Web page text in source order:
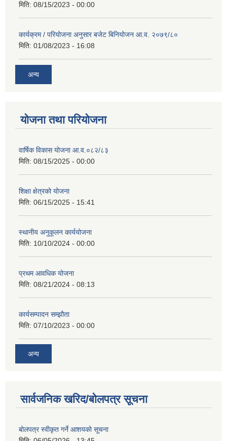
मिति: 08/15/2023 - 00:00
कार्यक्रम / परियोजना अनुसार बजेट बिनियोजन आ.व. २०७९/८०
मिति: 01/08/2023 - 16:08
अन्य
योजना तथा परियोजना
वार्षिक विकास योजना आ.व.०८२/८३
मिति: 08/15/2025 - 00:00
शिक्षा क्षेत्रको योजना
मिति: 06/15/2025 - 15:41
स्थानीय अनुकूलन कार्ययोजना
मिति: 10/10/2024 - 00:00
प्रथम आवधिक योजना
मिति: 08/21/2024 - 08:13
कार्यसम्पादन सम्झौता
मिति: 07/10/2023 - 00:00
अन्य
सार्वजनिक खरिद/बोलपत्र सूचना
बोलपत्र स्वीकृत गर्ने आशयको सूचना